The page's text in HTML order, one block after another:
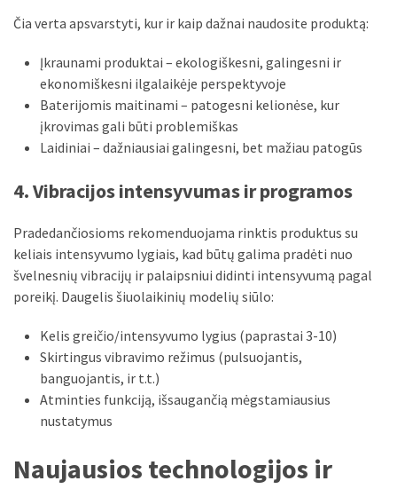
Čia verta apsvarstyti, kur ir kaip dažnai naudosite produktą:
Įkraunami produktai – ekologiškesni, galingesni ir
ekonomiškesni ilgalaikėje perspektyvoje
Baterijomis maitinami – patogesni kelionėse, kur
įkrovimas gali būti problemiškas
Laidiniai – dažniausiai galingesni, bet mažiau patogūs
4. Vibracijos intensyvumas ir programos
Pradedančiosioms rekomenduojama rinktis produktus su
keliais intensyvumo lygiais, kad būtų galima pradėti nuo
švelnesnių vibracijų ir palaipsniui didinti intensyvumą pagal
poreikį. Daugelis šiuolaikinių modelių siūlo:
Kelis greičio/intensyvumo lygius (paprastai 3-10)
Skirtingus vibravimo režimus (pulsuojantis,
banguojantis, ir t.t.)
Atminties funkciją, išsaugančią mėgstamiausius
nustatymus
Naujausios technologijos ir